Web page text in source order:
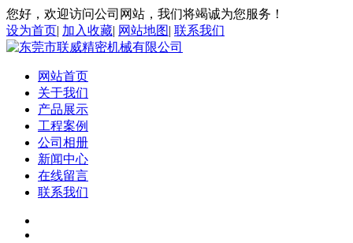
您好，欢迎访问公司网站，我们将竭诚为您服务！
设为首页| 加入收藏| 网站地图| 联系我们
网站首页
关于我们
产品展示
工程案例
公司相册
新闻中心
在线留言
联系我们